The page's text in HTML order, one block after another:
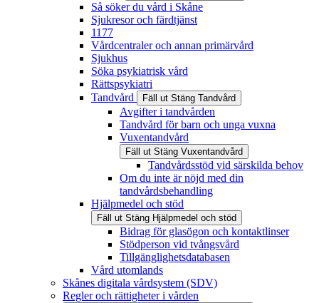
Så söker du vård i Skåne
Sjukresor och färdtjänst
1177
Vårdcentraler och annan primärvård
Sjukhus
Söka psykiatrisk vård
Rättspsykiatri
Tandvård
Fäll ut Stäng Tandvård
Avgifter i tandvården
Tandvård för barn och unga vuxna
Vuxentandvård
Fäll ut Stäng Vuxentandvård
Tandvårdsstöd vid särskilda behov
Om du inte är nöjd med din
tandvårdsbehandling
Hjälpmedel och stöd
Fäll ut Stäng Hjälpmedel och stöd
Bidrag för glasögon och kontaktlinser
Stödperson vid tvångsvård
Tillgänglighetsdatabasen
Vård utomlands
Skånes digitala vårdsystem (SDV)
Regler och rättigheter i vården